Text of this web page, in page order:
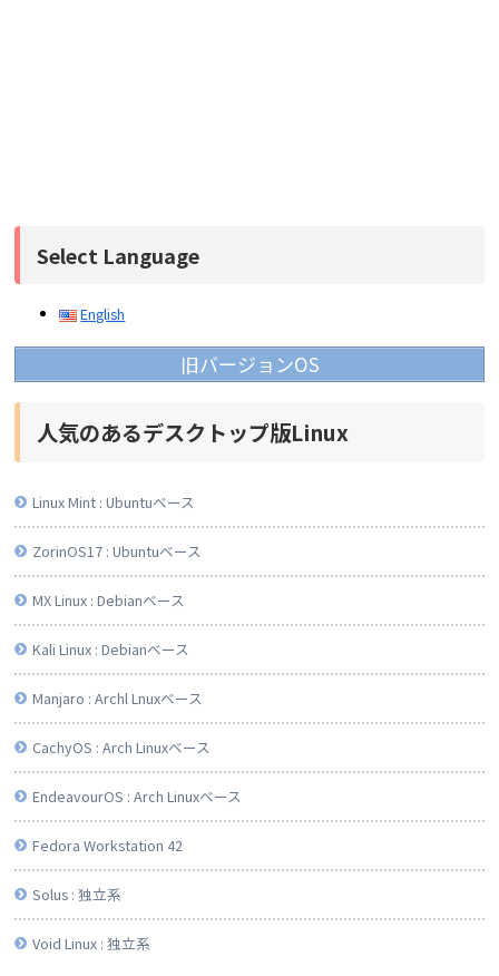
Select Language
English
旧バージョンOS
人気のあるデスクトップ版Linux
Linux Mint : Ubuntuベース
ZorinOS17 : Ubuntuベース
MX Linux : Debianベース
Kali Linux : Debianベース
Manjaro : Archl Lnuxベース
CachyOS : Arch Linuxベース
EndeavourOS : Arch Linuxベース
Fedora Workstation 42
Solus : 独立系
Void Linux : 独立系